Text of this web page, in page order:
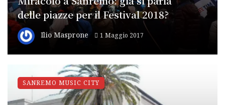
delle piazze per il Festival 2018?
Ilio Masprone 1 Maggio 2017
SANREMO MUSIC CITY